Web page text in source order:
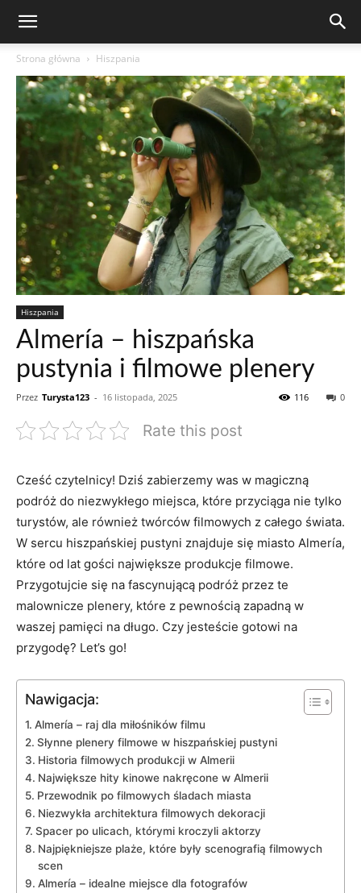
Strona główna Hiszpania
Hiszpania
Almería – hiszpańska
pustynia i filmowe plenery
Przez Turysta123 - 16 listopada, 2025 0
116
Rate this post
Cześć czytelnicy! Dziś zabierzemy⁣ was w magiczną
podróż do niezwykłego ⁤miejsca, które ⁢przyciąga nie tylko
turystów, ale również twórców⁤ filmowych​ z całego świata.
W sercu‌ hiszpańskiej pustyni znajduje się miasto Almería,
które od ⁢lat gości największe produkcje filmowe.
Przygotujcie się na fascynującą podróż przez te
malownicze plenery, które z pewnością zapadną w
waszej pamięci na długo. Czy jesteście gotowi na
przygodę? Let’s go!
Nawigacja:
Almería ⁣– raj dla miłośników filmu
Słynne plenery filmowe w hiszpańskiej pustyni
Historia filmowych ⁢produkcji w Almerii
Największe hity kinowe nakręcone ‌w Almerii
Przewodnik po filmowych śladach​ miasta
Niezwykła architektura filmowych dekoracji
Spacer po ulicach, którymi kroczyli aktorzy
Najpiękniejsze plaże, które były scenografią filmowych
scen
Almería – idealne ⁤miejsce ⁤dla fotografów